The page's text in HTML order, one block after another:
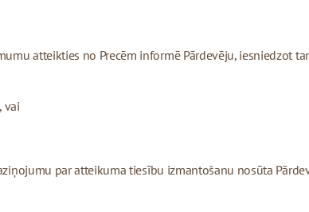
atteikties no Precēm informē Pārdevēju,
vai
par atteikuma tiesību izmantošanu nosūta